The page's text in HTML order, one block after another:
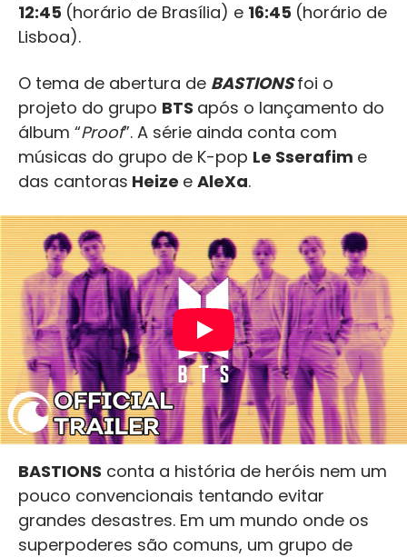
12:45 (horário de Brasília) e 16:45 (horário de
Lisboa).
O tema de abertura de BASTIONSfoi o
projeto do grupo BTS após o lançamento do
álbum “Proof”. A série ainda conta com
músicas do grupo de K-pop Le Sserafim e
das cantoras Heize e AleXa.
BASTIONS conta a história de heróis nem um
pouco convencionais tentando evitar
grandes desastres. Em um mundo onde os
superpoderes são comuns, um grupo de